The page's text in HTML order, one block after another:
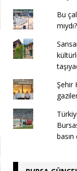
Bu
Şehir
basın